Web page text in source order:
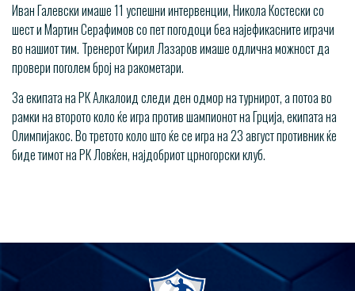
Иван Галевски имаше 11 успешни интервенции, Никола Костески со
шест и Мартин Серафимов со пет погодоци беа најефикасните играчи
во нашиот тим. Тренерот Кирил Лазаров имаше одлична можност да
провери поголем број на ракометари.
За екипата на РК Алкалоид следи ден одмор на турнирот, а потоа во
рамки на второто коло ќе игра против шампионот на Грција, екипата на
Олимпијакос. Во третото коло што ќе се игра на 23 август противник ќе
биде тимот на РК Ловќен, најдобриот црногорски клуб.